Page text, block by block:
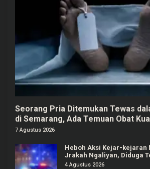
Seorang Pria Ditemukan Tewas
di Semarang, Ada Temuan Obat
7 Agustus 2026
Heboh Aksi Kejar-kejaran
Jrakah Ngaliyan, Diduga
4 Agustus 2026